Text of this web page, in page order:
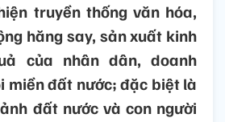
truyền thống văn hóa,
hăng say, sản xuất kinh
của nhân dân, doanh
miền đất nước; đặc biệt là
đất nước và con người